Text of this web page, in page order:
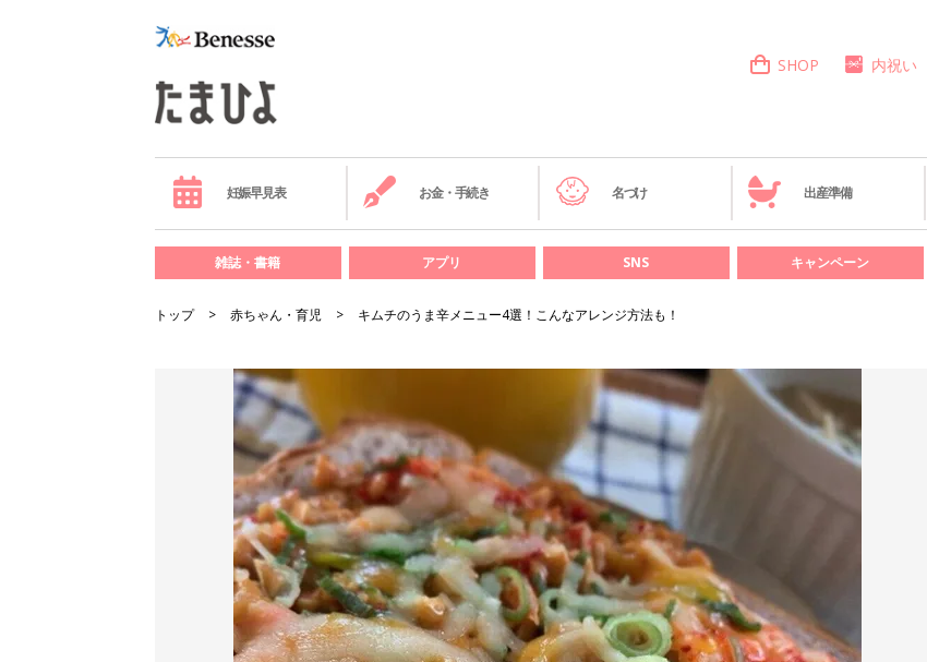
SHOP 内祝い
妊娠早見表 お金・手続き 名づけ 出産準備
雑誌・書籍 アプリ SNS キャンペーン
トップ 赤ちゃん・育児 キムチのうま辛メニュー4選！こんなアレンジ方法も！